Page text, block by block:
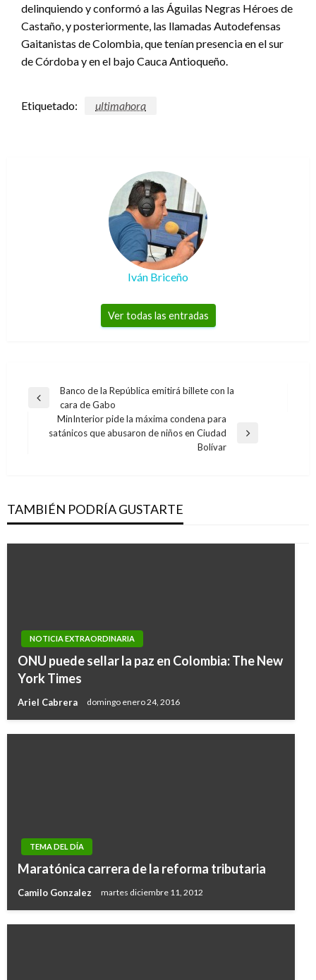
delinquiendo y conformó a las Águilas Negras Héroes de
Castaño, y posteriormente, las llamadas Autodefensas
Gaitanistas de Colombia, que tenían presencia en el sur
de Córdoba y en el bajo Cauca Antioqueño.
Etiquetado: ultimahora
Iván Briceño
Ver todas las entradas
Navegación
entradas
Entrada
anterior
Banco de la República emitirá billete con la
cara de Gabo
Entrada
MinInterior pide la máxima condena para
satánicos que abusaron de niños en Ciudad
Bolívar
TAMBIÉN PODRÍA GUSTARTE
NOTICIA EXTRAORDINARIA
ONU puede sellar la paz en Colombia: The New
York Times
Ariel Cabrera domingo enero 24, 2016
TEMA DEL DÍA
Maratónica carrera de la reforma tributaria
Camilo Gonzalez martes diciembre 11, 2012